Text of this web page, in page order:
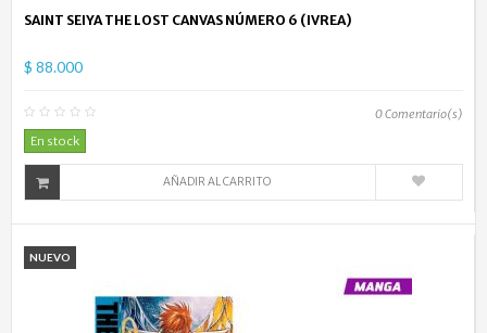
SAINT SEIYA THE LOST CANVAS NÚMERO 6 (IVREA)
$ 88.000
0Comentario(s)
En stock
AÑADIR AL CARRITO
NUEVO